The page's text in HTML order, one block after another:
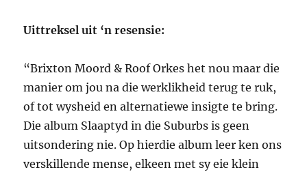
Uittreksel uit ‘n resensie:
“Brixton Moord & Roof Orkes het nou maar die
manier om jou na die werklikheid terug te ruk,
of tot wysheid en alternatiewe insigte te bring.
Die album Slaaptyd in die Suburbs is geen
uitsondering nie. Op hierdie album leer ken ons
verskillende mense, elkeen met sy eie klein